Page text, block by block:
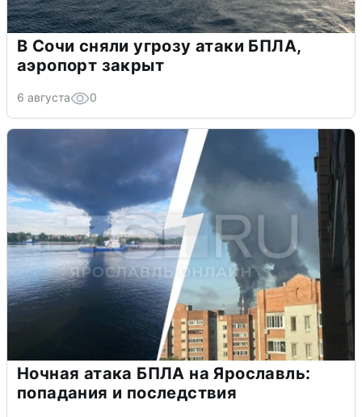
В Сочи сняли угрозу атаки БПЛА,
аэропорт закрыт
6 августа 0
Ночная атака БПЛА на Ярославль:
попадания и последствия